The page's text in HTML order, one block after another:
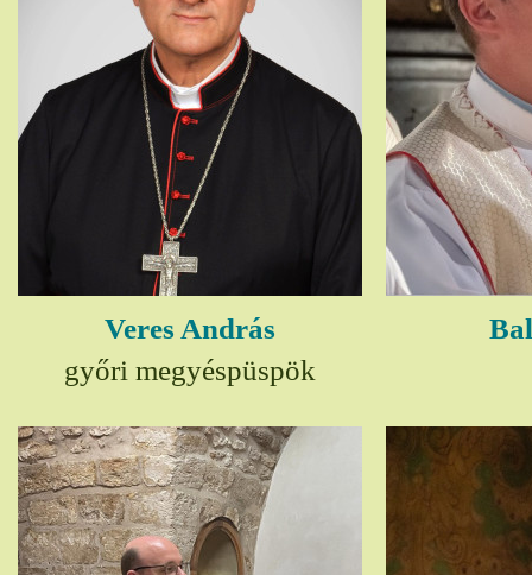
Veres András
győri megyéspüspök